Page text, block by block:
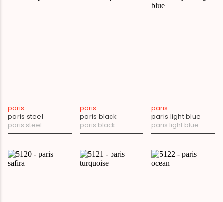
paris
paris steel
paris steel
paris
paris black
paris black
paris
paris light blue
paris light blue